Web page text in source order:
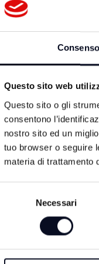
Consenso
Questo sito web
Questo sito o gli
consentono
nostro sito ed un
tuo browser o seguire
materia di trattamento
Necessari
i
5